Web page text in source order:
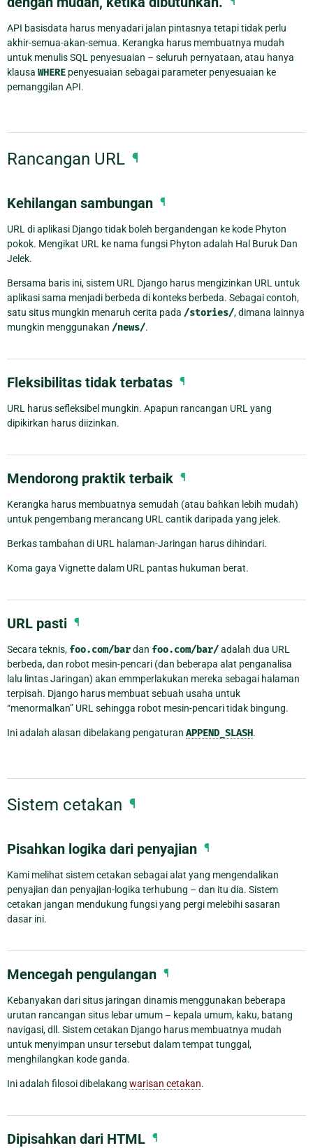
API basisdata harus menyadari jalan pintasnya tetapi tidak perlu
akhir-semua-akan-semua. Kerangka harus membuatnya mudah
untuk menulis SQL penyesuaian – seluruh pernyataan, atau hanya
klausa WHERE penyesuaian sebagai parameter penyesuaian ke
pemanggilan API.
Rancangan URL ¶
Kehilangan sambungan ¶
URL di aplikasi Django tidak boleh bergandengan ke kode Phyton
pokok. Mengikat URL ke nama fungsi Phyton adalah Hal Buruk Dan
Jelek.
Bersama baris ini, sistem URL Django harus mengizinkan URL untuk
aplikasi sama menjadi berbeda di konteks berbeda. Sebagai contoh,
satu situs mungkin menaruh cerita pada /stories/, dimana lainnya
mungkin menggunakan /news/.
Fleksibilitas tidak terbatas ¶
URL harus sefleksibel mungkin. Apapun rancangan URL yang
dipikirkan harus diizinkan.
Mendorong praktik terbaik ¶
Kerangka harus membuatnya semudah (atau bahkan lebih mudah)
untuk pengembang merancang URL cantik daripada yang jelek.
Berkas tambahan di URL halaman-Jaringan harus dihindari.
Koma gaya Vignette dalam URL pantas hukuman berat.
URL pasti ¶
Secara teknis, foo.com/bardan foo.com/bar/adalah dua URL
berbeda, dan robot mesin-pencari (dan beberapa alat penganalisa
lalu lintas Jaringan) akan emmperlakukan mereka sebagai halaman
terpisah. Django harus membuat sebuah usaha untuk
“menormalkan” URL sehingga robot mesin-pencari tidak bingung.
Ini adalah alasan dibelakang pengaturan APPEND_SLASH.
Sistem cetakan ¶
Pisahkan logika dari penyajian ¶
Kami melihat sistem cetakan sebagai alat yang mengendalikan
penyajian dan penyajian-logika terhubung – dan itu dia. Sistem
cetakan jangan mendukung fungsi yang pergi melebihi sasaran
dasar ini.
Mencegah pengulangan ¶
Kebanyakan dari situs jaringan dinamis menggunakan beberapa
urutan rancangan situs lebar umum – kepala umum, kaku, batang
navigasi, dll. Sistem cetakan Django harus membuatnya mudah
untuk menyimpan unsur tersebut dalam tempat tunggal,
menghilangkan kode ganda.
Ini adalah filosoi dibelakang warisan cetakan.
Dipisahkan dari HTML ¶